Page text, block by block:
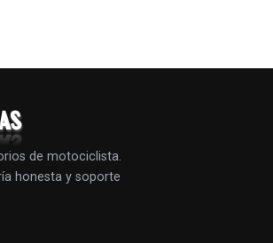
de motociclista.
honesta y soporte